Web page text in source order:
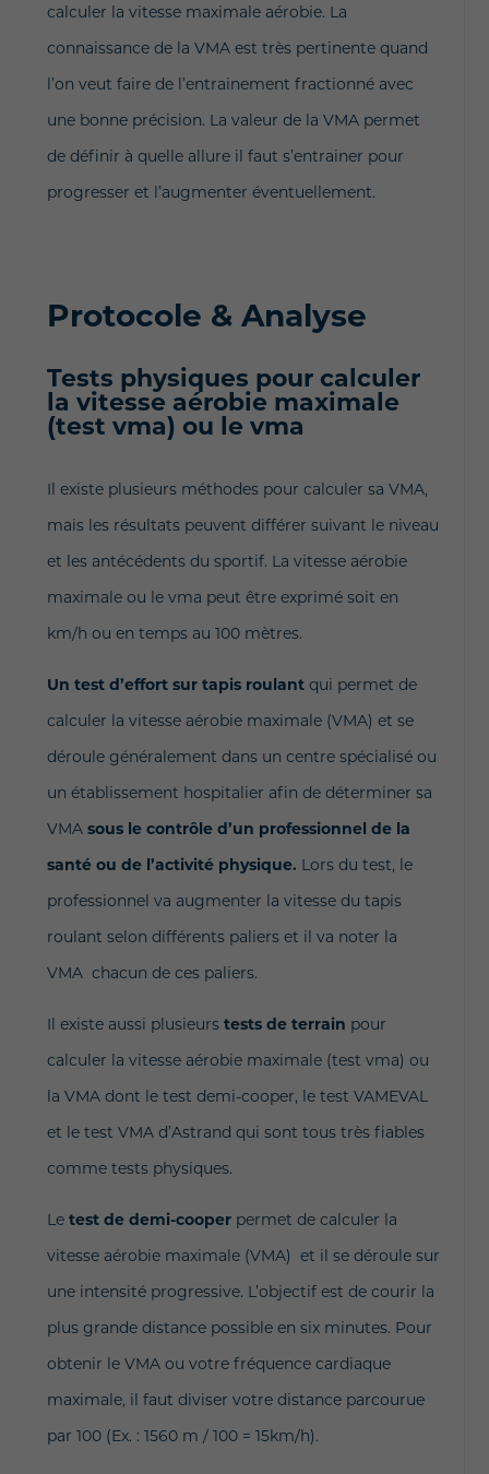
calculer la vitesse maximale aérobie. La
connaissance de la VMA est très pertinente quand
l’on veut faire de l’entrainement fractionné avec
une bonne précision. La valeur de la VMA permet
de définir à quelle allure il faut s’entrainer pour
progresser et l’augmenter éventuellement.
Protocole & Analyse
Tests physiques pour calculer
la vitesse aérobie maximale
(test vma) ou le vma
Il existe plusieurs méthodes pour calculer sa VMA,
mais les résultats peuvent différer suivant le niveau
et les antécédents du sportif. La vitesse aérobie
maximale ou le vma peut être exprimé soit en
km/h ou en temps au 100 mètres.
Un test d’effort sur tapis roulantqui permet de
calculer la vitesse aérobie maximale (VMA) et se
déroule généralement dans un centre spécialisé ou
un établissement hospitalier afin de déterminer sa
VMA sous le contrôle d’un professionnel de la
santé ou de l’activité physique. Lors du test, le
professionnel va augmenter la vitesse du tapis
roulant selon différents paliers et il va noter la
VMA chacun de ces paliers.
Il existe aussi plusieurs tests de terrain pour
calculer la vitesse aérobie maximale (test vma) ou
la VMA dont le test demi-cooper, le test VAMEVAL
et le test VMA d’Astrand qui sont tous très fiables
comme tests physiques.
Le test de demi-cooper permet de calculer la
vitesse aérobie maximale (VMA) et il se déroule sur
une intensité progressive. L’objectif est de courir la
plus grande distance possible en six minutes. Pour
obtenir le VMA ou votre fréquence cardiaque
maximale, il faut diviser votre distance parcourue
par 100 (Ex. : 1560 m / 100 = 15km/h).